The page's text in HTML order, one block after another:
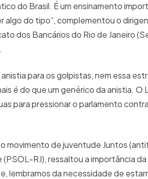
do Brasil. É um ensinamento
algo do tipo”, complementou o
dos Bancários do Rio de Janeiro
para os golpistas, nem essa
é do que um genérico da anistia.
para pressionar o parlamento
movimento de juventude Juntos
(PSOL-RJ), ressaltou a importância
lembramos da necessidade de